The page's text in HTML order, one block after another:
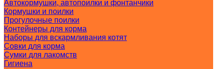
Автокормушки, автопоилки и фонтанчики
Кормушки и поилки
Прогулочные поилки
Контейнеры для корма
Наборы для вскармливания котят
Совки для корма
Сумки для лакомств
Гигиена